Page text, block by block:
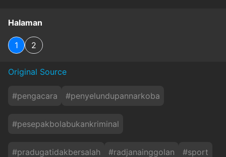
Halaman
1 2
Original Source
#pengacara #penyelundupannarkoba
#pesepakbolabukankriminal
#pradugatidakbersalah #radjanainggolan #sport